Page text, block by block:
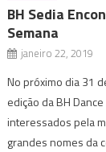
BH Sedia
Semana
janeiro 22, 2019
No próximo dia 31
edição da BH
interessados pela
grandes nomes da